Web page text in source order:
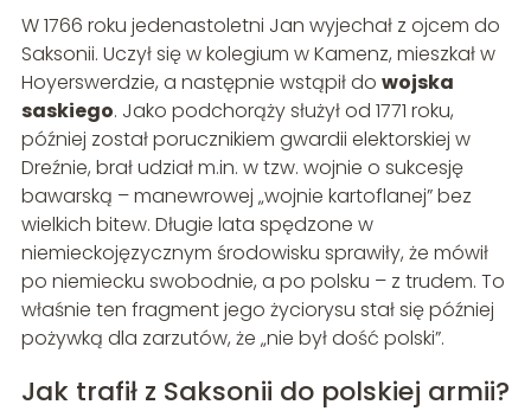
W 1766 roku jedenastoletni Jan wyjechał z ojcem do
Saksonii. Uczył się w kolegium w Kamenz, mieszkał w
Hoyerswerdzie, a następnie wstąpił do wojska
saskiego. Jako podchorąży służył od 1771 roku,
później został porucznikiem gwardii elektorskiej w
Dreźnie, brał udział m.in. w tzw. wojnie o sukcesję
bawarską – manewrowej „wojnie kartoflanej” bez
wielkich bitew. Długie lata spędzone w
niemieckojęzycznym środowisku sprawiły, że mówił
po niemiecku swobodnie, a po polsku – z trudem. To
właśnie ten fragment jego życiorysu stał się później
pożywką dla zarzutów, że „nie był dość polski”.
Jak trafił z Saksonii do polskiej armii?